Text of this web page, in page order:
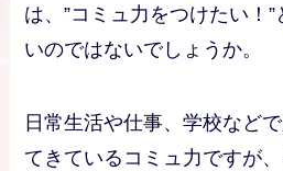
は、”コミュ力をつけたい！
いのではないでしょうか。
日常生活や仕事、学校など
てきているコミュ力ですが